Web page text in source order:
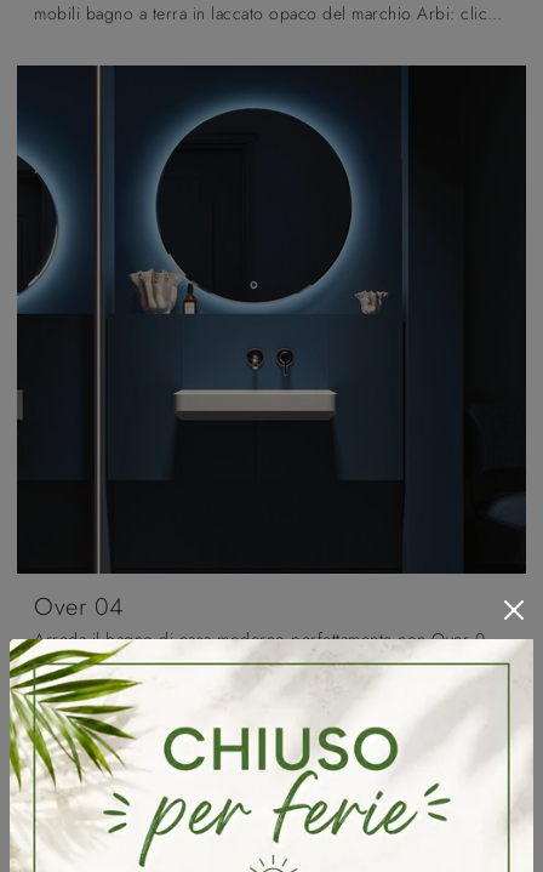
mobili bagno a terra in laccato opaco del marchio Arbi: clicca e scopri l'arredo bagno moderno Over 06 per il bagno di casa.
Over 04
Arreda il bagno di casa moderno perfettamente con Over 04, mobili bagno sospesi e accessori in laccato opaco di Arbi.